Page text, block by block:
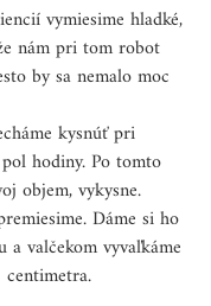
vymiesime hladké,
nám pri tom robot
by sa nemalo moc
kysnúť pri
hodiny. Po tomto
objem, vykysne.
Dáme si ho
a valčekom vyvaľkáme